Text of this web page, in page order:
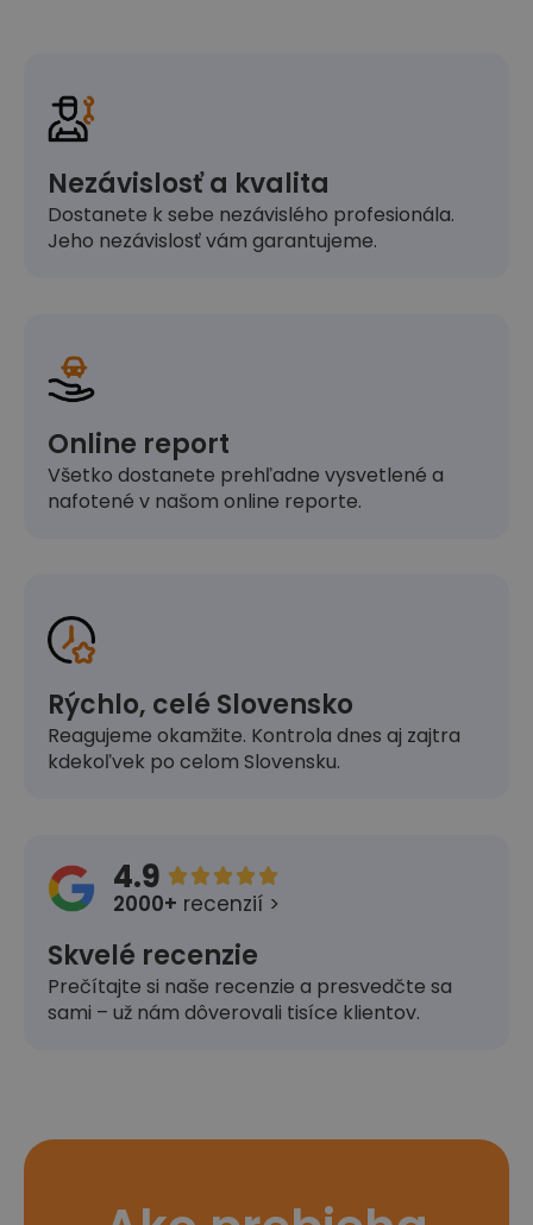
Nezávislosť a kvalita
Dostanete k sebe nezávislého profesionála.
Jeho nezávislosť vám garantujeme.
Online report
Všetko dostanete prehľadne vysvetlené a
nafotené v našom online reporte.
Rýchlo, celé Slovensko
Reagujeme okamžite. Kontrola dnes aj zajtra
kdekoľvek po celom Slovensku.
4.9 
2000+ recenzií >
Skvelé recenzie
Prečítajte si naše recenzie a presvedčte sa
sami – už nám dôverovali tisíce klientov.